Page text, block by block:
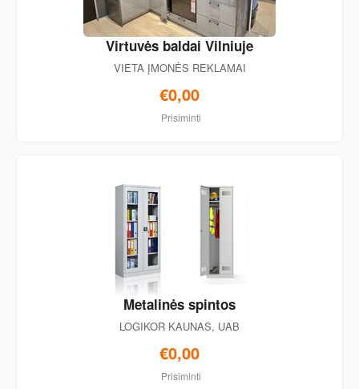
Virtuvės baldai Vilniuje
VIETA ĮMONĖS REKLAMAI
€0,00
Prisiminti
Metalinės spintos
LOGIKOR KAUNAS, UAB
€0,00
Prisiminti